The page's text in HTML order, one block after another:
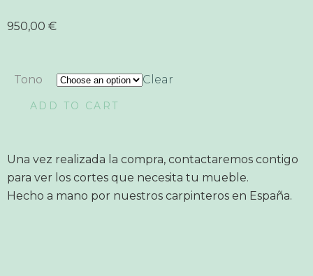
950,00 €
Tono Clear
ADD TO CART
Una vez realizada la compra, contactaremos contigo
para ver los cortes que necesita tu mueble.
Hecho a mano por nuestros carpinteros en España.